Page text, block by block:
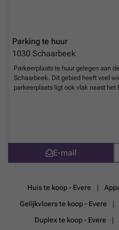
Parking te huur
1030 Schaarbeek
Parkeerplaats te huur gelegen aan
Schaarbeek. Dit gebied heeft veel
parkeerplaats ligt ook vlak naast het
trams rijden op de lijnen 32 en 55.
ziekenhuis, met lijn 7, ligt ook op 2
is nu online beschikbaar. U kunt uw
volgende link: ### %20-
15-schaerbeek-2739?
_listing&utm_content=beMeer
E-mail
Huis te koop - Evere
Gelijkvloers te koop - Evere
Duplex te koop - Evere